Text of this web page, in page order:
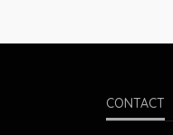
CONTACT